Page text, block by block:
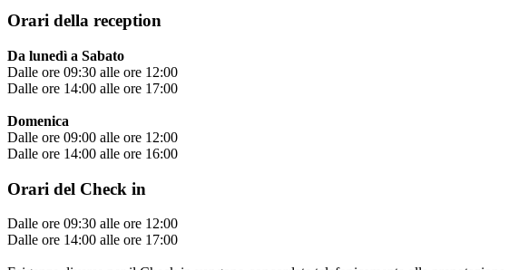
Orari della reception
Da lunedì a Sabato
Dalle ore 09:30 alle ore 12:00
Dalle ore 14:00 alle ore 17:00
Domenica
Dalle ore 09:00 alle ore 12:00
Dalle ore 14:00 alle ore 16:00
Orari del Check in
Dalle ore 09:30 alle ore 12:00
Dalle ore 14:00 alle ore 17:00